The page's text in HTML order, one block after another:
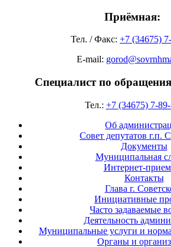
Приёмная:
Тел. / Факс: +7 (34675)
E-mail:
Специалист по
Тел.: +7 (34675) 7-
Об
Совет депутатов г.п.
Документы
Муниципальная
Интернет-
Контакты
Глава г.
Инициативные
Часто задаваемые
Деятельность
Муниципальные услуги и
Органы и